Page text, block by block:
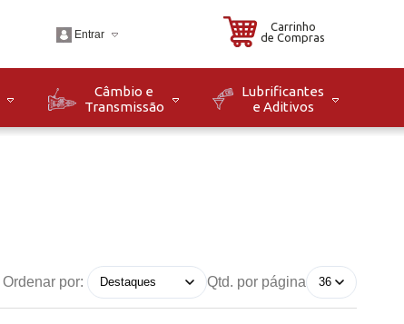
Entrar
Carrinho
de Compras
Câmbio e
Transmissão
Lubrificantes
e Aditivos
Ordenar por: Qtd. por página